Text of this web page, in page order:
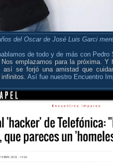
del Oscar de José Luis Garci
de todo y de más con Pedro
Nos emplazamos para la próxima.
se forjó una amistad que
Así fue nuestro Encuentro